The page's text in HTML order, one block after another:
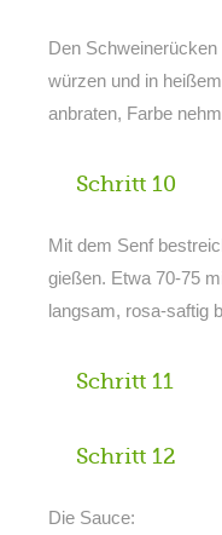
Den
würzen und in
anbraten, Farbe
Schritt 10
Mit dem Senf
gießen. Etwa 70-75
langsam, rosa-saftig
Schritt 11
Schritt 12
Die Sauce: